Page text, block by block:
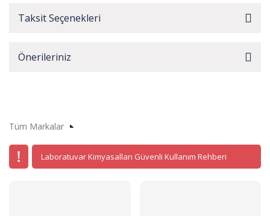
Taksit Seçenekleri
Önerileriniz
Tüm Markalar
Laboratuvar Kimyasalları Güvenli Kullanım Rehberi